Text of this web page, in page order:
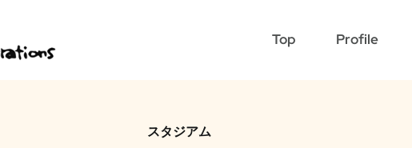
Top Profile
スタジアム